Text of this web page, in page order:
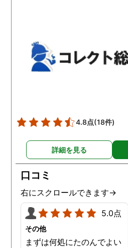
た私のケアをしっかりして
くださったおかげで、今は
元気に過ごせています。
4.8点(18件)
詳細を見る
口コミ
右にスクロールできます→
5.0点
その他
まずは何処にたのんでよい